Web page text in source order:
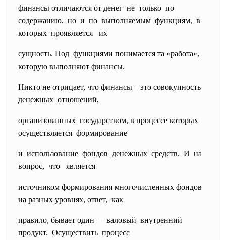
финансы отличаются от денег не только по
содержанию, но и по выполняемым функциям, в
которых проявляется их
сущность. Под функциями понимается та «работа»,
которую выполняют финансы.
Никто не отрицает, что финансы – это совокупность
денежных отношений,
организованных государством, в процессе которых
осуществляется формирование
и использование фондов денежных средств. И на
вопрос, что является
источником формирования многочисленных фондов
на разных уровнях, ответ, как
правило, бывает один – валовый внутренний
продукт. Осуществить процесс